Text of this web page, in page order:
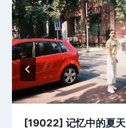
[19022] 记忆中的夏天